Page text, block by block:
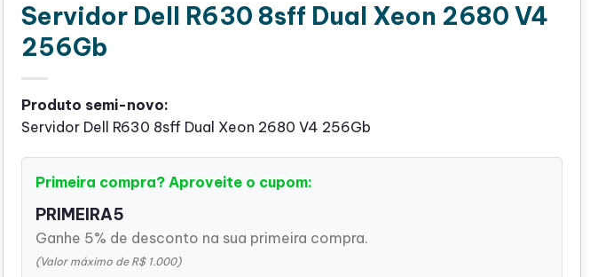
Servidor Dell R630 8sff Dual Xeon 2680 V4
256Gb
Produto semi-novo:
Servidor Dell R630 8sff Dual Xeon 2680 V4 256Gb
Primeira compra? Aproveite o cupom:
PRIMEIRA5
Ganhe 5% de desconto na sua primeira compra.
(Valor máximo de R$ 1.000)